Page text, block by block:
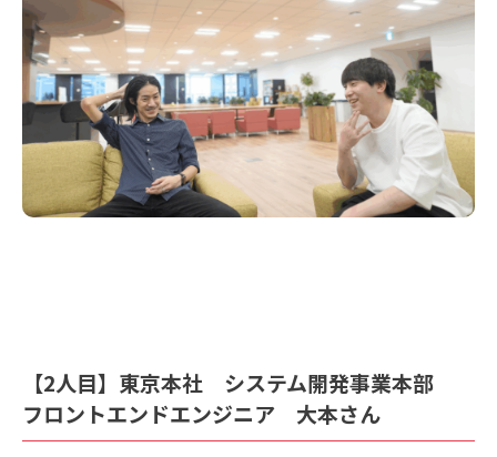
【2人目】東京本社 システム開発事業本部
フロントエンドエンジニア 大本さん